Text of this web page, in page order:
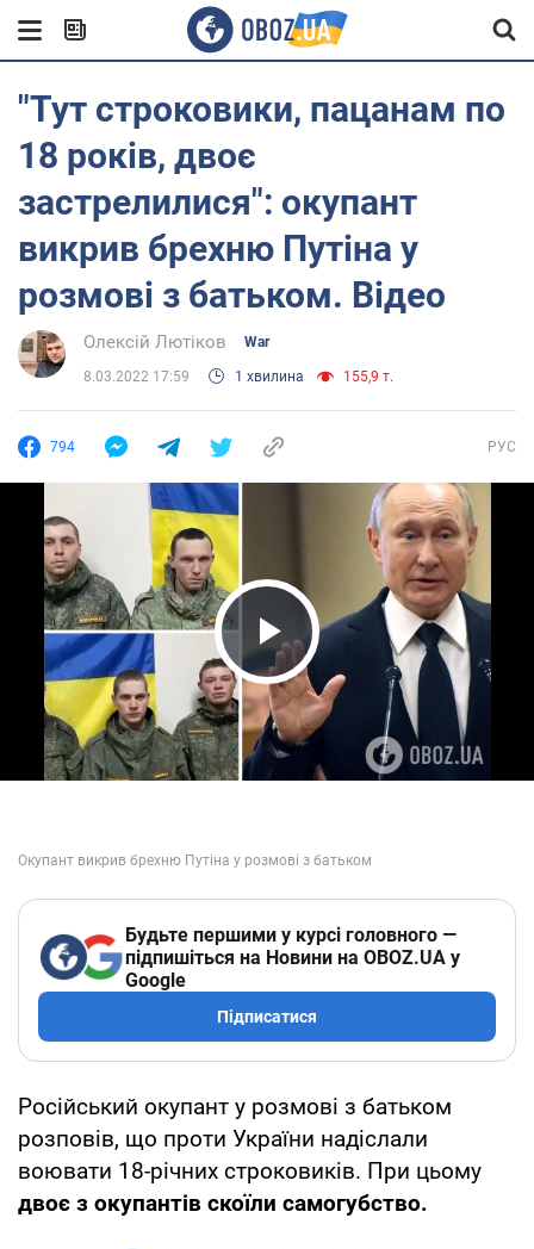
"Тут строковики, пацанам по
18 років, двоє
застрелилися": окупант
викрив брехню Путіна у
розмові з батьком. Відео
Олексій Лютіков War
8.03.2022 17:59 1 хвилина 155,9 т.
794 РУС
Play Video
Будьте першими у курсі головного —
підпишіться на Новини на OBOZ.UA у
Google
Підписатися
Російський окупант у розмові з батьком
розповів, що проти України надіслали
воювати 18-річних строковиків. При цьому
двоє з окупантів скоїли самогубство.